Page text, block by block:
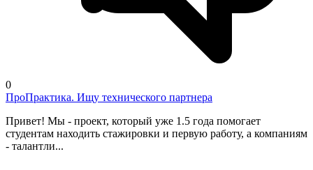
0
ПроПрактика. Ищу технического партнера
Привет! Мы - проект, который уже 1.5 года помогает
студентам находить стажировки и первую работу, а компаниям
- талантли...